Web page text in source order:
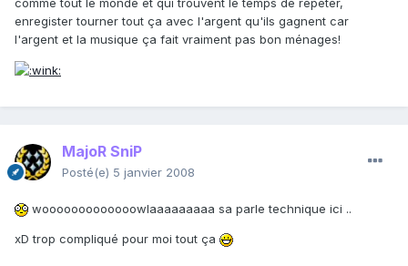
enregister tourner tout ça avec l'argent qu'ils gagnent car
l'argent et la musique ça fait vraiment pas bon ménages!
MajoR SniP
Posté(e) 5 janvier 2008
wooooooooooooowlaaaaaaaaa sa parle technique ici ..
xD trop compliqué pour moi tout ça